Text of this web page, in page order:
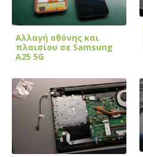
Αλλαγή οθόνης και
πλαισίου σε Samsung
A25 5G